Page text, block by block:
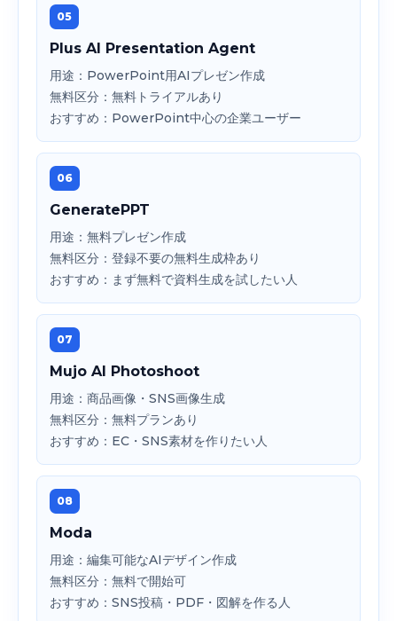
05
Plus AI Presentation Agent
用途：PowerPoint用AIプレゼン作成
無料区分：無料トライアルあり
おすすめ：PowerPoint中心の企業ユーザー
06
GeneratePPT
用途：無料プレゼン作成
無料区分：登録不要の無料生成枠あり
おすすめ：まず無料で資料生成を試したい人
07
Mujo AI Photoshoot
用途：商品画像・SNS画像生成
無料区分：無料プランあり
おすすめ：EC・SNS素材を作りたい人
08
Moda
用途：編集可能なAIデザイン作成
無料区分：無料で開始可
おすすめ：SNS投稿・PDF・図解を作る人